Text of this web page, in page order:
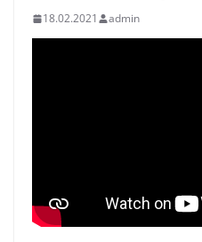
18.02.2021 admin